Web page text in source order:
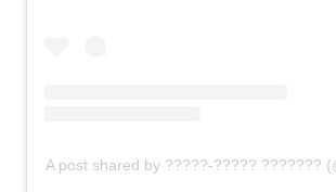
A post shared by ?????-????? ???????